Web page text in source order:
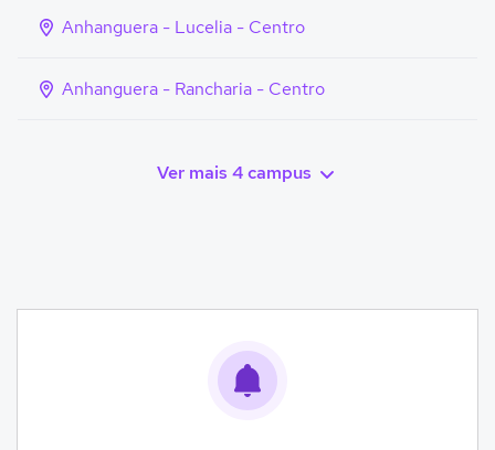
Anhanguera - Lucelia - Centro
Anhanguera - Rancharia - Centro
Ver mais 4 campus